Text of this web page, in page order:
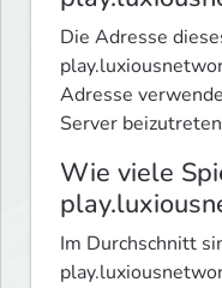
Die Adresse
Adresse
Server
Wie viele
Im Durchschnitt